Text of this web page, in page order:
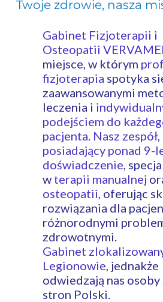
Twoje zdrowie, nasza
Gabinet Fizjoterapii i
Osteopatii
miejsce, w którym
fizjoterapia spotyka
zaawansowanymi
leczenia i
podejściem do
pacjenta. Nasz zespół,
posiadający ponad 9-
doświadczenie,
w terapii manualnej
osteopatii, oferując
rozwiązania dla
różnorodnymi
zdrowotnymi.
Gabinet
Legionowie, jednakże
odwiedzają nas osoby
stron Polski.